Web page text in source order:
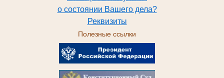
о состоянии Вашего дела?
Реквизиты
Полезные ссылки